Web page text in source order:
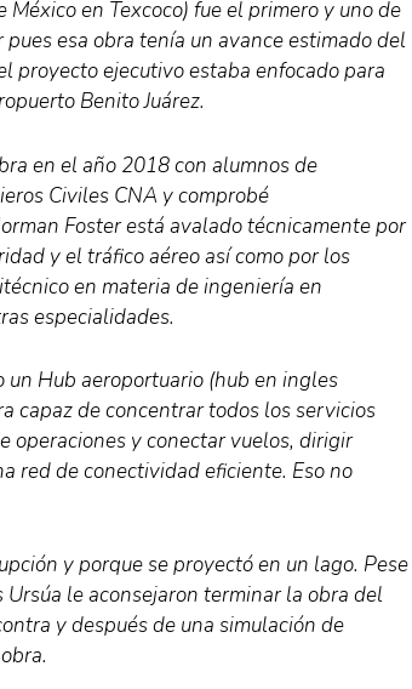
en Texcoco) fue el primero y uno de
esa obra tenía un avance estimado del
proyecto ejecutivo estaba enfocado para
Benito Juárez.
en el año 2018 con alumnos de
Civiles CNA y comprobé
Foster está avalado técnicamente por
y el tráfico aéreo así como por los
en materia de ingeniería en
especialidades.
un Hub aeroportuario (hub en ingles
capaz de concentrar todos los servicios
operaciones y conectar vuelos, dirigir
red de conectividad eficiente. Eso no
y porque se proyectó en un lago. Pese
le aconsejaron terminar la obra del
y después de una simulación de